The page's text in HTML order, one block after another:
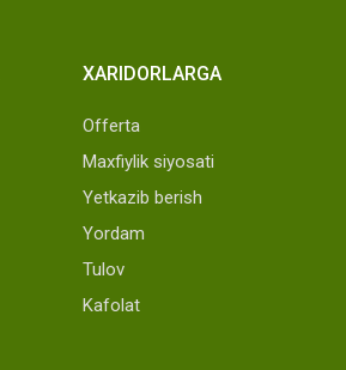
XARIDORLARGA
Offerta
Maxfiylik siyosati
Yetkazib berish
Yordam
Tulov
Kafolat